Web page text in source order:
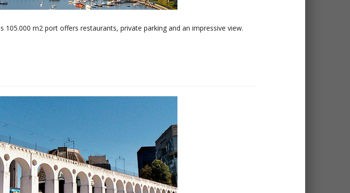
m2 port offers restaurants, private parking and an impressive view.